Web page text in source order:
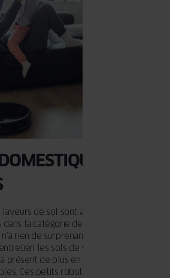
de sol sont actuellement les
la catégorie des petits
rien de surprenant ! Qui ne souhaiterait
les sols de son habitation durant
présent de plus en plus de dispositifs à
Ces petits robots autonomes, activés